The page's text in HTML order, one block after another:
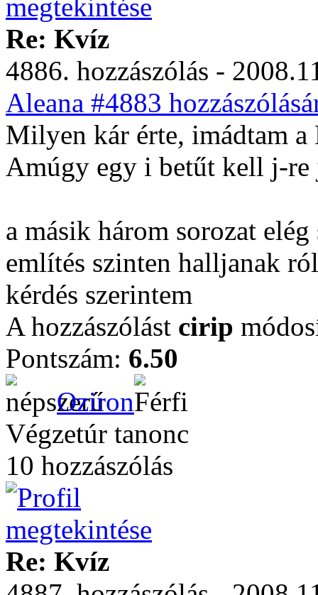
Re: Kvíz
4886. hozzászólás -
Aleana #4883
Milyen kár érte, imádtam
Amúgy egy i betűt kell j-
a másik három sorozat
említés szinten halljanak
kérdés szerintem
A hozzászólást cirip
Pontszám: 6.50
Oziron
Végzetúr tanonc
10 hozzászólás
Re: Kvíz